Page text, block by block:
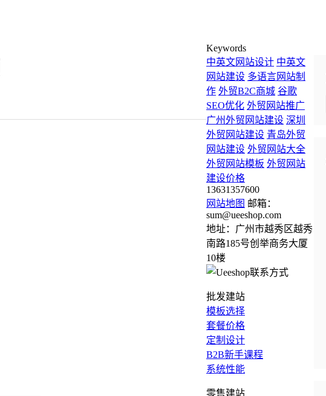
Keywords
中英文网站设计 中英文
网站建设 多语言网站制
作 外贸B2C商城 谷歌
SEO优化 外贸网站推广
广州外贸网站建设 深圳
外贸网站建设 青岛外贸
网站建设 外贸网站大全
外贸网站模板 外贸网站
建设价格
13631357600
网站地图 邮箱：
sum@ueeshop.com
地址：广州市越秀区越秀
南路185号创举商务大厦
10楼
批发建站
模板选择
套餐价格
定制设计
B2B新手课程
系统性能
零售建站